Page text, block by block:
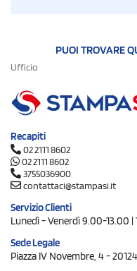
PUOI TROVARE
Ufficio
Recapiti
02 2111 8602
02 2111 8602
3755036900
contattaci@stampasi.it
Servizio Clienti
Lunedì - Venerdì 9.00-13.00 |
Sede Legale
Piazza IV Novembre, 4 -